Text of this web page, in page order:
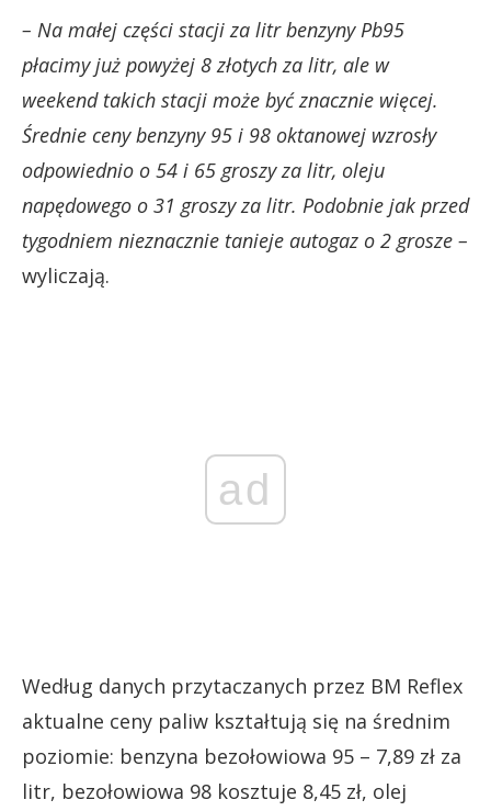
– Na małej części stacji za litr benzyny Pb95
płacimy już powyżej 8 złotych za litr, ale w
weekend takich stacji może być znacznie więcej.
Średnie ceny benzyny 95 i 98 oktanowej wzrosły
odpowiednio o 54 i 65 groszy za litr, oleju
napędowego o 31 groszy za litr. Podobnie jak przed
tygodniem nieznacznie tanieje autogaz o 2 grosze –
wyliczają.
ad
Według danych przytaczanych przez BM Reflex
aktualne ceny paliw kształtują się na średnim
poziomie: benzyna bezołowiowa 95 – 7,89 zł za
litr, bezołowiowa 98 kosztuje 8,45 zł, olej